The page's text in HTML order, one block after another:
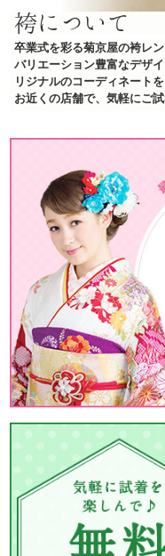
袴について
卒業式を彩る菊京屋の袴レ
バリエーション豊富なデザ
リジナルのコーディネート
お近くの店舗で、気軽にご試